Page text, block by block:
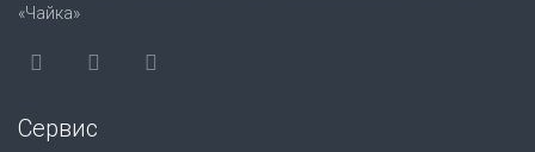
«Чайка»
Сервис